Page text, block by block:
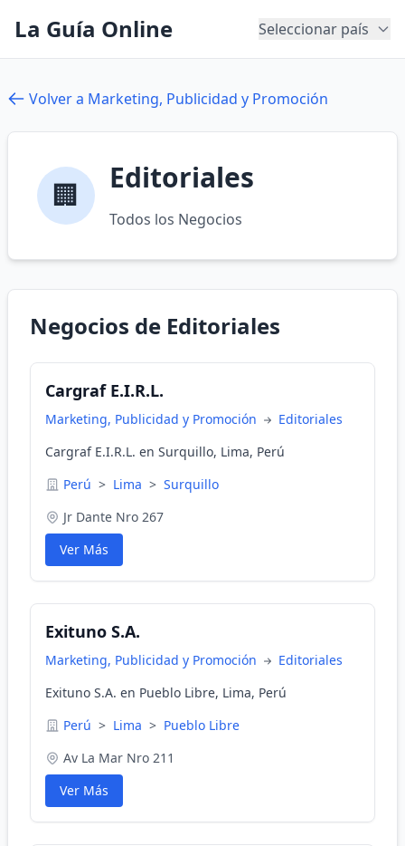
La Guía Online Seleccionar país
Volver a Marketing, Publicidad y Promoción
🏢 Editoriales
Todos los Negocios
Negocios de Editoriales
Cargraf E.I.R.L.
Marketing, Publicidad y Promoción
Editoriales
Cargraf E.I.R.L. en Surquillo, Lima, Perú
Perú > Lima > Surquillo
Jr Dante Nro 267
Ver Más
Exituno S.A.
Marketing, Publicidad y Promoción
Editoriales
Exituno S.A. en Pueblo Libre, Lima, Perú
Perú > Lima > Pueblo Libre
Av La Mar Nro 211
Ver Más